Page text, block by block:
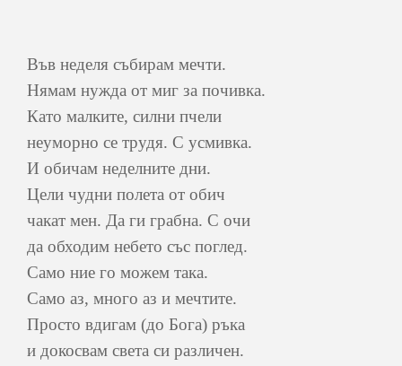
Във неделя събирам мечти.
Нямам нужда от миг за почивка.
Като малките, силни пчели
неуморно се трудя. С усмивка.
И обичам неделните дни.
Цели чудни полета от обич
чакат мен. Да ги грабна. С очи
да обходим небето със поглед.
Само ние го можем така.
Само аз, много аз и мечтите.
Просто вдигам (до Бога) ръка
и докосвам света си различен.